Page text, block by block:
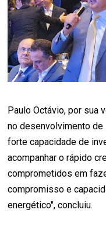
Paulo Octávio, por sua
no desenvolvimento de
forte capacidade de
acompanhar o rápido
comprometidos em
compromisso e
energético", concluiu.